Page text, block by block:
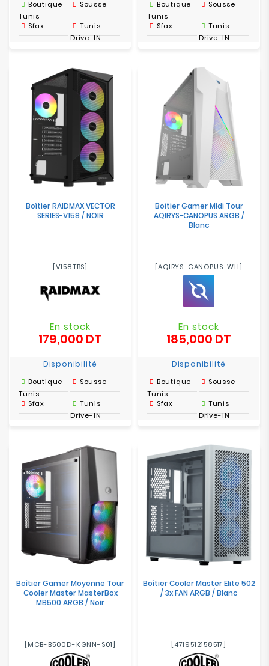
Boutique
Tunis
Sousse
Sfax
Tunis
Drive-IN
Boutique
Tunis
Sousse
Sfax
Tunis
Drive-IN
Boîtier RAIDMAX VECTOR
SERIES-V158 / NOIR
[V158TBS]
En stock
179,000 DT
Disponibilité
Boutique
Tunis
Sousse
Sfax
Tunis
Drive-IN
Boîtier Gamer Midi Tour
AQIRYS-CANOPUS ARGB /
Blanc
[AQIRYS-CANOPUS-WH]
En stock
185,000 DT
Disponibilité
Boutique
Tunis
Sousse
Sfax
Tunis
Drive-IN
Boîtier Gamer Moyenne Tour
Cooler Master MasterBox
MB500 ARGB / Noir
[MCB-B500D-KGNN-S01]
Boîtier Cooler Master Elite 502
/ 3x FAN ARGB / Blanc
[4719512158517]